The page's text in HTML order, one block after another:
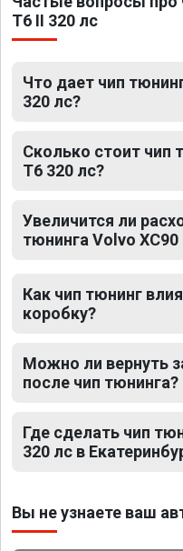
T6 II 320 лс
Что дает чип
320 лс?
Сколько стоит чип
T6 320 лс?
Увеличится ли
тюнинга Volvo XC90
Как чип тюнинг
коробку?
Можно ли вернуть
после чип тюнинга?
Где сделать чип
320 лс в
Вы не узнаете ваш